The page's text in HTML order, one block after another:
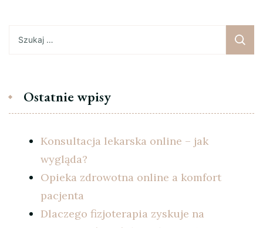
Ostatnie wpisy
Konsultacja lekarska online – jak
wygląda?
Opieka zdrowotna online a komfort
pacjenta
Dlaczego fizjoterapia zyskuje na